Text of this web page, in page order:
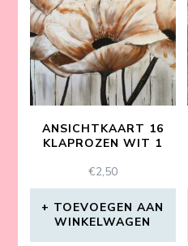
ANSICHTKAART 16
KLAPROZEN WIT 1
€2,50
TOEVOEGEN AAN
WINKELWAGEN